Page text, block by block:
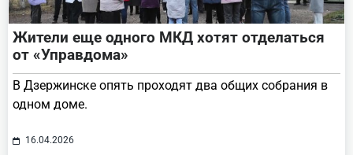
Жители еще одного МКД хотят отделаться
от «Управдома»
В Дзержинске опять проходят два общих собрания в
одном доме.
16.04.2026